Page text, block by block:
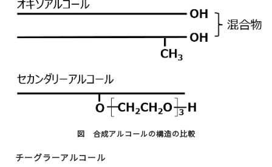
図 合成アルコールの構造の比較
チーグラーアルコール